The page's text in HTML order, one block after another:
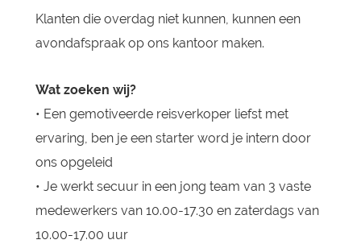
Klanten die overdag niet kunnen, kunnen een
avondafspraak op ons kantoor maken.
Wat zoeken wij?
• Een gemotiveerde reisverkoper liefst met
ervaring, ben je een starter word je intern door
ons opgeleid
• Je werkt secuur in een jong team van 3 vaste
medewerkers van 10.00-17.30 en zaterdags van
10.00-17.00 uur